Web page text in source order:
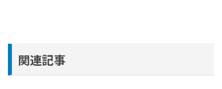
関連記事